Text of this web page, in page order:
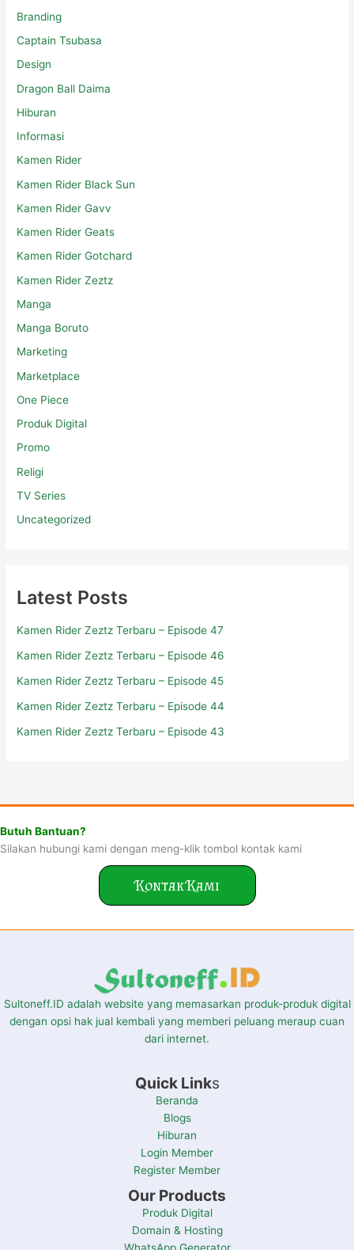
Branding
Captain Tsubasa
Design
Dragon Ball Daima
Hiburan
Informasi
Kamen Rider
Kamen Rider Black Sun
Kamen Rider Gavv
Kamen Rider Geats
Kamen Rider Gotchard
Kamen Rider Zeztz
Manga
Manga Boruto
Marketing
Marketplace
One Piece
Produk Digital
Promo
Religi
TV Series
Uncategorized
Latest Posts
Kamen Rider Zeztz Terbaru – Episode 47
Kamen Rider Zeztz Terbaru – Episode 46
Kamen Rider Zeztz Terbaru – Episode 45
Kamen Rider Zeztz Terbaru – Episode 44
Kamen Rider Zeztz Terbaru – Episode 43
Butuh Bantuan?
Silakan hubungi kami dengan meng-klik tombol kontak kami
Kontak Kami
Sultoneff.ID adalah website yang memasarkan produk-produk digital
dengan opsi hak jual kembali yang memberi peluang meraup cuan
dari internet.
Quick Links
Beranda
Blogs
Hiburan
Login Member
Register Member
Our Products
Produk Digital
Domain & Hosting